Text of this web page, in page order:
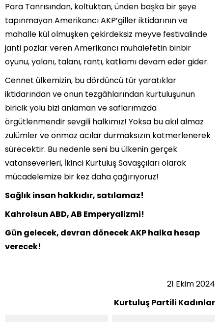
Para Tanrısından, koltuktan, ünden başka bir şeye
tapınmayan Amerikancı AKP’giller iktidarının ve
mahalle kül olmuşken çekirdeksiz meyve festivalinde
janti pozlar veren Amerikancı muhalefetin binbir
oyunu, yalanı, talanı, rantı, katliamı devam eder gider.
Cennet ülkemizin, bu dördüncü tür yaratıklar
iktidarından ve onun tezgâhlarından kurtuluşunun
biricik yolu bizi anlaman ve saflarımızda
örgütlenmendir sevgili halkımız! Yoksa bu akıl almaz
zulümler ve onmaz acılar durmaksızın katmerlenerek
sürecektir. Bu nedenle seni bu ülkenin gerçek
vatanseverleri, İkinci Kurtuluş Savaşçıları olarak
mücadelemize bir kez daha çağırıyoruz!
Sağlık insan hakkıdır, satılamaz!
Kahrolsun ABD, AB Emperyalizmi!
Gün gelecek, devran dönecek AKP halka hesap
verecek!
21 Ekim 2024
Kurtuluş Partili Kadınlar